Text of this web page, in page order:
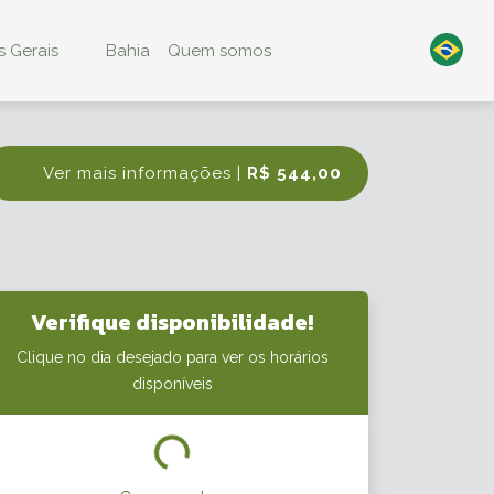
Gerais Bahia Quem somos
Ver mais informações | R$ 544,00
Verifique disponibilidade!
Clique no dia desejado para ver os horários
disponíveis